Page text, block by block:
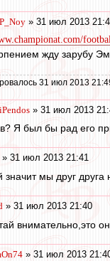
» 31 июл 2013
жду зарубу
31 июл 2013
» 31 июл 2013
Я был бы рад его
» 31 июл 2013 21:41
значит мы друг друга
» 31 июл 2013 21:40
внимательно,это
» 31 июл 2013